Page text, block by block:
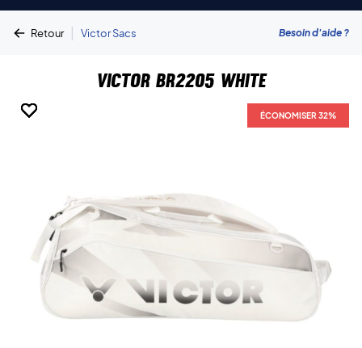
Retour | Victor Sacs Besoin d'aide ?
Victor BR2205 White
ÉCONOMISER 32%
ÉCONOMISER 32%
ÉCONOMISER 32%
ÉCONOMISER 32%
ÉCONOMISER 32%
ÉCONOMISER 32%
ÉCONOMISER 32%